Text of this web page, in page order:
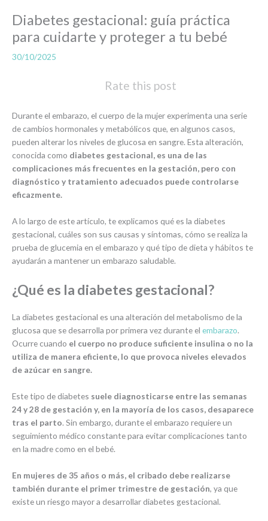
Diabetes gestacional: guía práctica
para cuidarte y proteger a tu bebé
30/10/2025
Rate this post
Durante el embarazo, el cuerpo de la mujer experimenta una serie
de cambios hormonales y metabólicos que, en algunos casos,
pueden alterar los niveles de glucosa en sangre. Esta alteración,
conocida como diabetes gestacional, es una de las
complicaciones más frecuentes en la gestación, pero con
diagnóstico y tratamiento adecuados puede controlarse
eficazmente.
A lo largo de este artículo, te explicamos qué es la diabetes
gestacional, cuáles son sus causas y síntomas, cómo se realiza la
prueba de glucemia en el embarazo y qué tipo de dieta y hábitos te
ayudarán a mantener un embarazo saludable.
¿Qué es la diabetes gestacional?
La diabetes gestacional es una alteración del metabolismo de la
glucosa que se desarrolla por primera vez durante el embarazo.
Ocurre cuando el cuerpo no produce suficiente insulina o no la
utiliza de manera eficiente, lo que provoca niveles elevados
de azúcar en sangre.
Este tipo de diabetes suele diagnosticarse entre las semanas
24 y 28 de gestación y, en la mayoría de los casos, desaparece
tras el parto. Sin embargo, durante el embarazo requiere un
seguimiento médico constante para evitar complicaciones tanto
en la madre como en el bebé.
En mujeres de 35 años o más, el cribado debe realizarse
también durante el primer trimestre de gestación, ya que
existe un riesgo mayor a desarrollar diabetes gestacional.